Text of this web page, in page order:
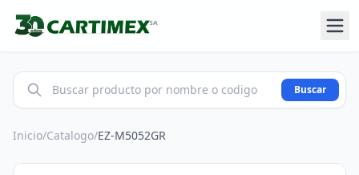
Buscar
Inicio/Catalogo/EZ-M5052GR